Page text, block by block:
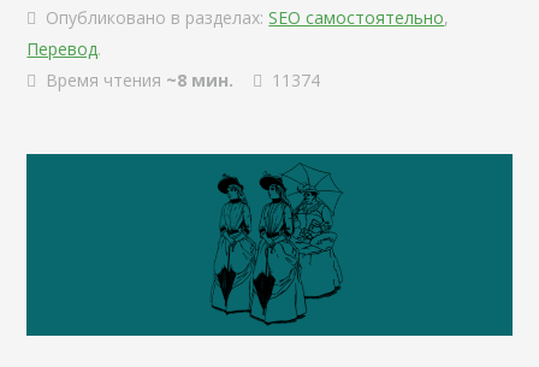
Опубликовано в разделах: SEO самостоятельно,
Перевод.
Время чтения ~8 мин. 11374